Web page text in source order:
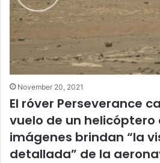
November 20, 2021
El róver Perseverance
vuelo de un helicóptero
imágenes brindan “la
detallada” de la